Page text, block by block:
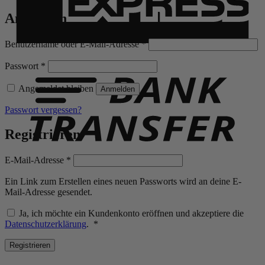
Anmelden
Benutzername oder E-Mail-Adresse*Erforderlich
Passwort *
Angemeldet bleiben Anmelden
Passwort vergessen?
Registrieren
E-Mail-Adresse *
Ein Link zum Erstellen eines neuen Passworts wird an deine E-
Mail-Adresse gesendet.
Ja, ich möchte ein Kundenkonto eröffnen und akzeptiere die
Datenschutzerklärung. *
Registrieren